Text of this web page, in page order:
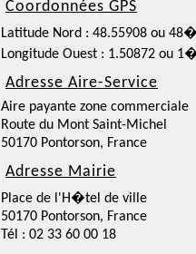
Coordonnées GPS
Latitude Nord : 48.55908 ou
Longitude Ouest : 1.50872 ou
Adresse Aire-Service
Aire payante zone commerciale
Route du Mont Saint-Michel
50170 Pontorson, France
Adresse Mairie
Place de l'H�tel de ville
50170 Pontorson, France
Tél : 02 33 60 00 18